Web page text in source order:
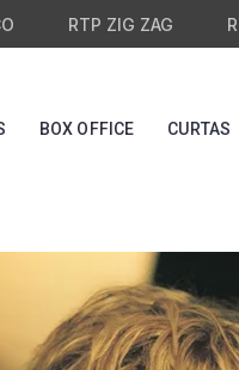
RTP ZIG ZAG
BOX OFFICE CURTAS